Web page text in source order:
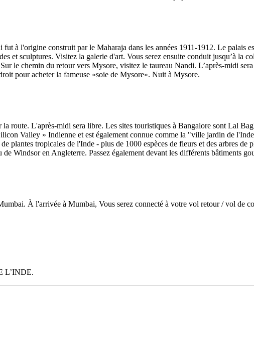
à l'origine construit par le Maharaja dans les années 1911-1912. Le palais
et sculptures. Visitez la galerie d'art. Vous serez ensuite conduit jusqu’à
le chemin du retour vers Mysore, visitez le taureau Nandi. L’après-midi
pour acheter la fameuse «soie de Mysore». Nuit à Mysore.
route. L'après-midi sera libre. Les sites touristiques à Bangalore sont Lal
Valley » Indienne et est également connue comme la "ville jardin de
plantes tropicales de l'Inde - plus de 1000 espèces de fleurs et des arbres
Windsor en Angleterre. Passez également devant les différents bâtiments
À l'arrivée à Mumbai, Vous serez connecté à votre vol retour / vol de
L’INDE.